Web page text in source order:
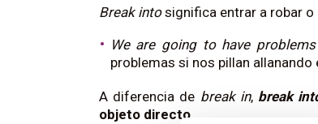
Break intosignifica entrar a robar o
We are going to have
problemas si nos pillan allanando
A diferencia de break in, break
objeto directo